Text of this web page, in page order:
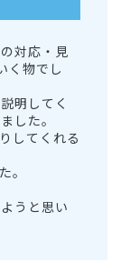
対応・見
く物でし
明してく
した。
してくれる
。
うと思い